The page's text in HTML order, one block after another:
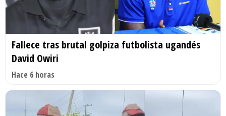
Fallece tras brutal golpiza futbolista ugandés
David Owiri
Hace 6 horas